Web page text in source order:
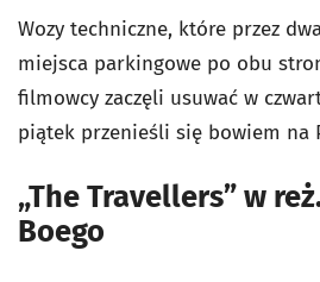
Wozy techniczne, które przez
miejsca parkingowe po obu
filmowcy zaczęli usuwać w
piątek przenieśli się bowiem na
„The Travellers” w
Boego